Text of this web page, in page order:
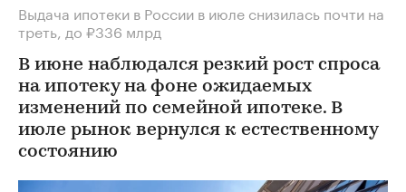
Выдача ипотеки в России в июле снизилась почти на
треть, до ₽336 млрд
В июне наблюдался резкий рост спроса
на ипотеку на фоне ожидаемых
изменений по семейной ипотеке. В
июле рынок вернулся к естественному
состоянию